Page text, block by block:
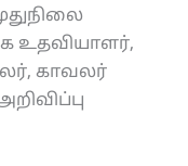
உதவியாளர்,
காவலர்